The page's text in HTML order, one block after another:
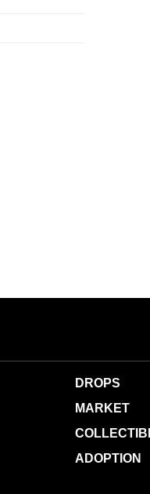
DROPS
MARKET
ADOPTION